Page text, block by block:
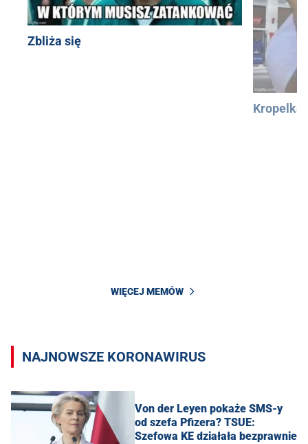
Zbliża się
Kropelka
WIĘCEJ MEMÓW
NAJNOWSZE KORONAWIRUS
Von der Leyen pokaże SMS-y
od szefa Pfizera? TSUE:
Szefowa KE działała bezprawnie